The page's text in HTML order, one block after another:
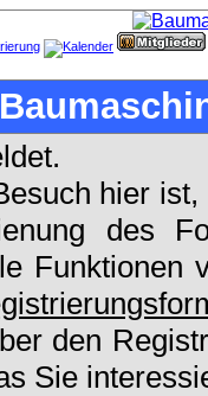
hier
des
Funktionen
den
Sie